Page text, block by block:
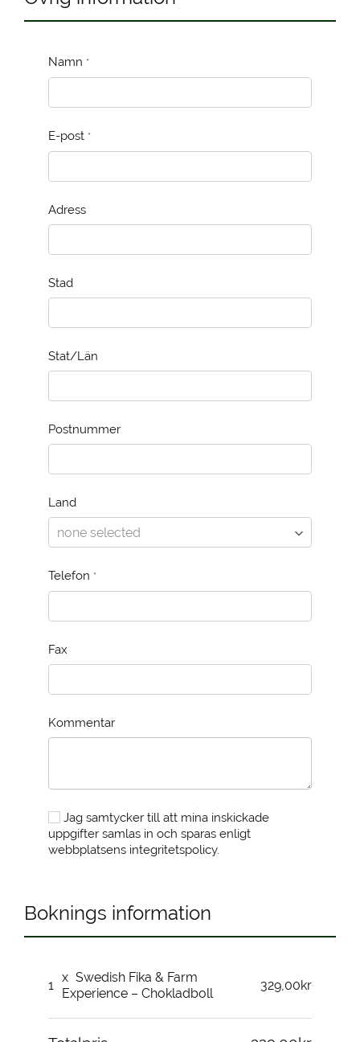
Namn *
E-post *
Adress
Stad
Stat/Län
Postnummer
Land
Telefon *
Fax
Kommentar
Jag samtycker till att mina inskickade
uppgifter samlas in och sparas enligt
webbplatsens integritetspolicy.
Boknings information
1
x Swedish Fika & Farm
Experience – Chokladboll
329,00kr